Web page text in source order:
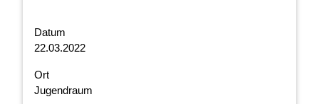
Datum
22.03.2022
Ort
Jugendraum